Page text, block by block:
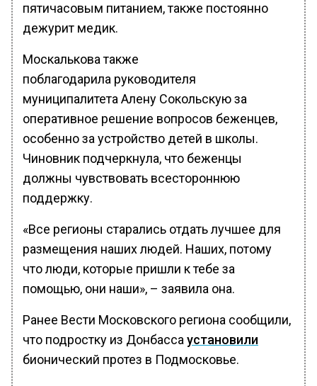
пятичасовым питанием, также постоянно
дежурит медик.
Москалькова также
поблагодарила руководителя
муниципалитета Алену Сокольскую за
оперативное решение вопросов беженцев,
особенно за устройство детей в школы.
Чиновник подчеркнула, что беженцы
должны чувствовать всестороннюю
поддержку.
«Все регионы старались отдать лучшее для
размещения наших людей. Наших, потому
что люди, которые пришли к тебе за
помощью, они наши», – заявила она.
Ранее Вести Московского региона сообщили,
что подростку из Донбасса установили
бионический протез в Подмосковье.